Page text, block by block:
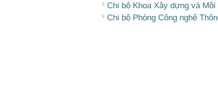
Chi bộ Khoa Xây dựng và
Chi bộ Phòng Công nghệ